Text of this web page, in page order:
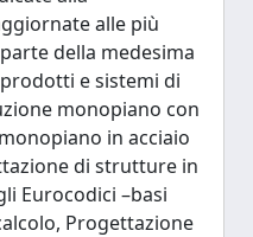
alle più
della medesima
e sistemi di
monopiano con
in acciaio
di strutture in
Eurocodici –basi
Progettazione